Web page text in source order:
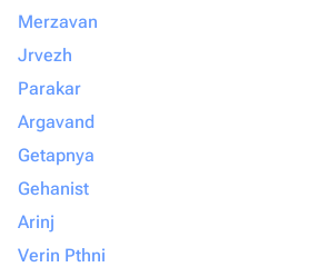
Merzavan
Jrvezh
Parakar
Argavand
Getapnya
Gehanist
Arinj
Verin Pthni